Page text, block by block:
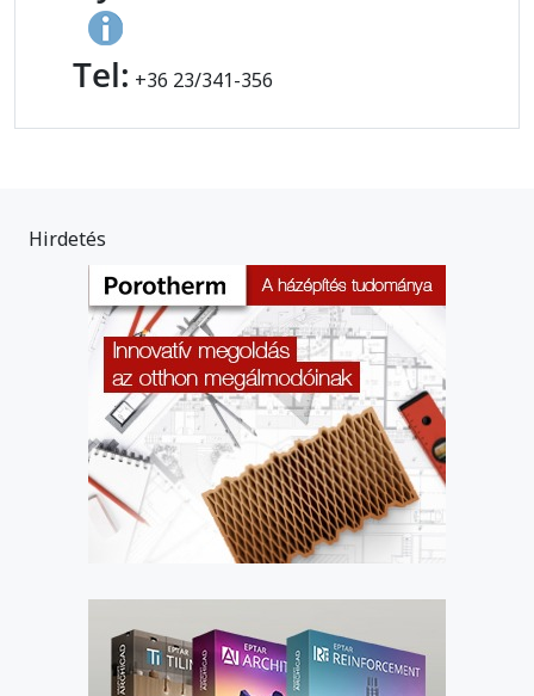
Tel: +36 23/341-356
Hirdetés